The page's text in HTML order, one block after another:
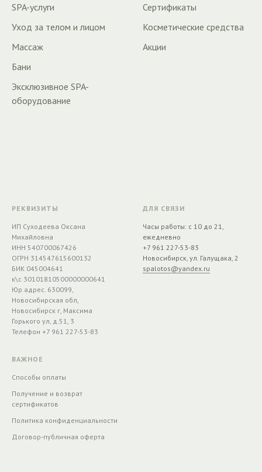
SPA-услуги
Уход за телом и лицом
Массаж
Бани
Эксклюзивное SPA-
оборудование
Сертификаты
Косметические средства
Акции
РЕКВИЗИТЫ
ИП Суходеева Оксана
Михайловна
ИНН 540700067426
ОГРН 314547615600132
БИК 045004641
к\с 30101810500000000641
Юр.адрес. 630099,
Новосибирская обл,
Новосибирск г, Максима
Горького ул, д.51, 3
Телефон +7 961 227-53-83
ДЛЯ СВЯЗИ
Часы работы: с 10 до 21,
ежедневно
+7 961 227-53-83
Новосибирск, ул. Галущака, 2
spalotos@yandex.ru
ВАЖНОЕ
Способы оплаты
Получение и возврат
сертификатов
Политика конфиденциальности
Договор-публичная оферта